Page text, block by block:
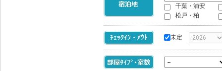
千葉・浦安
松戸・柏
未定